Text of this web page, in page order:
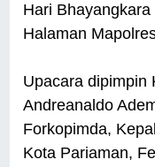
Hari
Halaman
Upacara dipimpin
Andreanaldo
Forkopimda,
Kota Pariaman,